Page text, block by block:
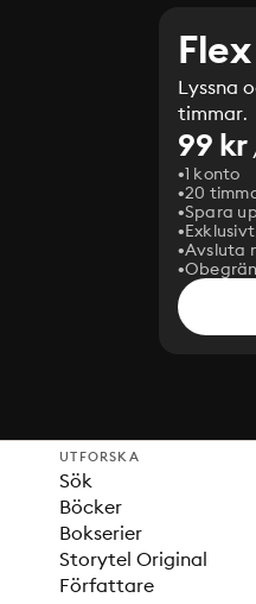
Flex
Lyssna
timmar.
99 kr
1 konto
20
Spara
Avsluta
UTFORSKA
Sök
Böcker
Bokserier
Storytel Original
Författare